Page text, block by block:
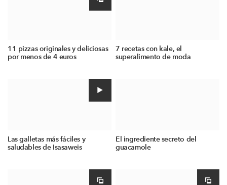
11 pizzas originales y deliciosas
por menos de 4 euros
7 recetas con kale, el
superalimento de moda
Las galletas más fáciles y
saludables de Isasaweis
El ingrediente secreto del
guacamole